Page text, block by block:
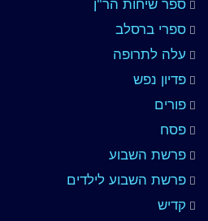
ספר שיחות הר"ן
ספרי ברסלב
עלה לתרופה
פדיון נפש
פורים
פסח
פרשת השבוע
פרשת השבוע לילדים
קדיש